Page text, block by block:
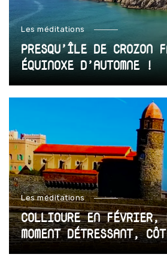
Les méditations
PRESQU’ÎLE DE CROZON FABULEUX
ÉQUINOXE D’AUTOMNE !
Les méditations
COLLIOURE EN FÉVRIER,
MOMENT DÉTRESSANT,